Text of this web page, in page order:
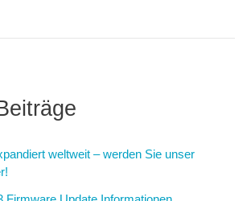
weltweit – werden Sie unser